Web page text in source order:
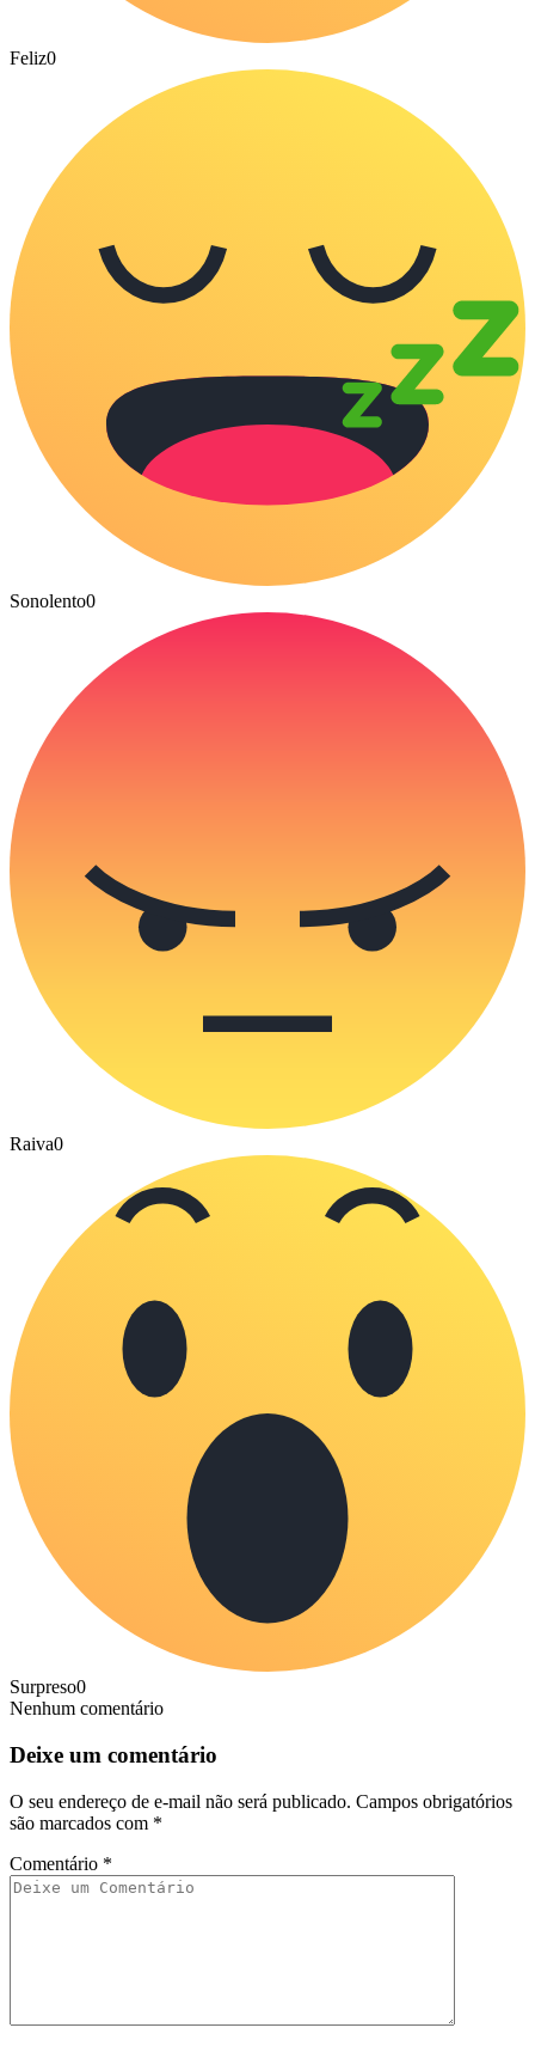
Feliz0
Sonolento0
Raiva0
Surpreso0
Nenhum comentário
Deixe um comentário
O seu endereço de e-mail não será publicado. Campos obrigatórios
são marcados com *
Comentário *